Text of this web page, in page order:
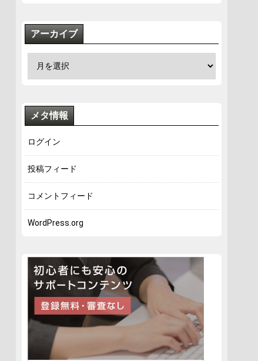
アーカイブ
メタ情報
ログイン
投稿フィード
コメントフィード
WordPress.org